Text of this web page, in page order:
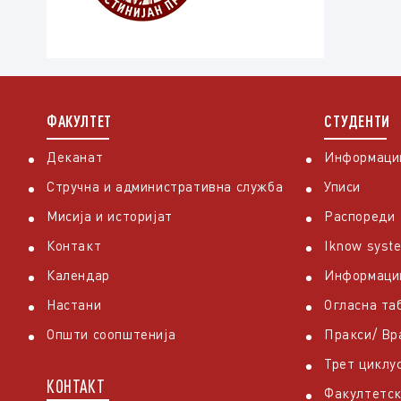
ФАКУЛТЕТ
Деканат
Стручна и административна служба
Мисија и историјат
Контакт
Календар
Настани
Општи соопштенија
КОНТАКТ
СТУДЕНТИ
Уписи
Распореди
Iknow
Огласна
Пракси/
Трет